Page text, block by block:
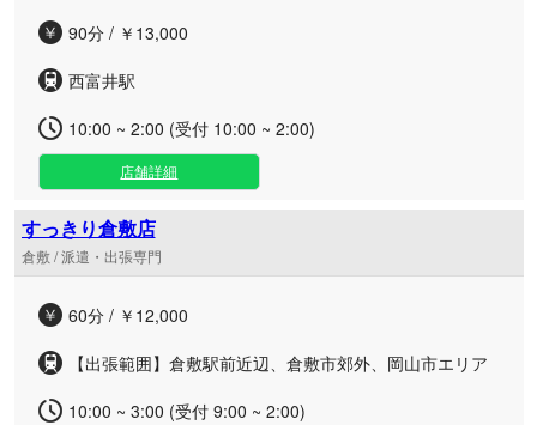
90分 / ￥13,000
西富井駅
10:00 ~ 2:00 (受付 10:00 ~ 2:00)
店舗詳細
すっきり倉敷店
倉敷 / 派遣・出張専門
60分 / ￥12,000
【出張範囲】倉敷駅前近辺、倉敷市郊外、岡山市エリア
10:00 ~ 3:00 (受付 9:00 ~ 2:00)